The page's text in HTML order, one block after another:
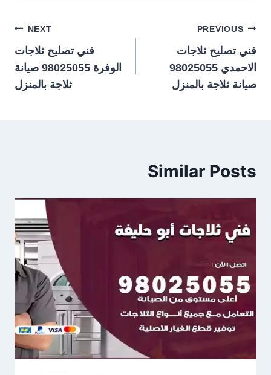
تصفّح
المقالات
PREVIOUS
فني تصليح ثلاجات
الاحمدي 98025055
صيانة ثلاجة بالمنزل
NEXT
فني تصليح ثلاجات
الوفرة 98025055 صيانة
ثلاجة بالمنزل
Similar Posts